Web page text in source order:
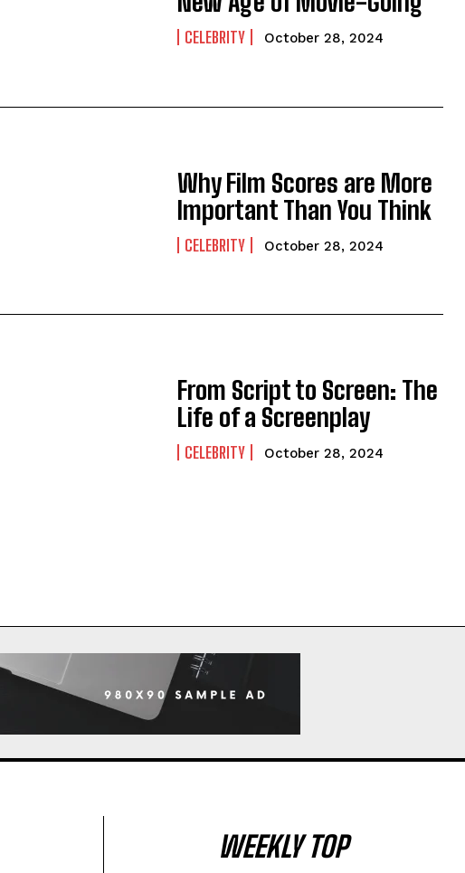
CELEBRITY October 28, 2024
Why Film Scores are More
Important Than You Think
CELEBRITY October 28, 2024
From Script to Screen: The
Life of a Screenplay
CELEBRITY October 28, 2024
WEEKLY TOP